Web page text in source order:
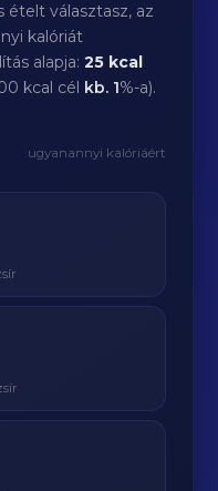
ételt választasz, az
kalóriát
alapja:25 kcal
kcal cél kb. 1%-a).
ugyanannyi kalóriáért